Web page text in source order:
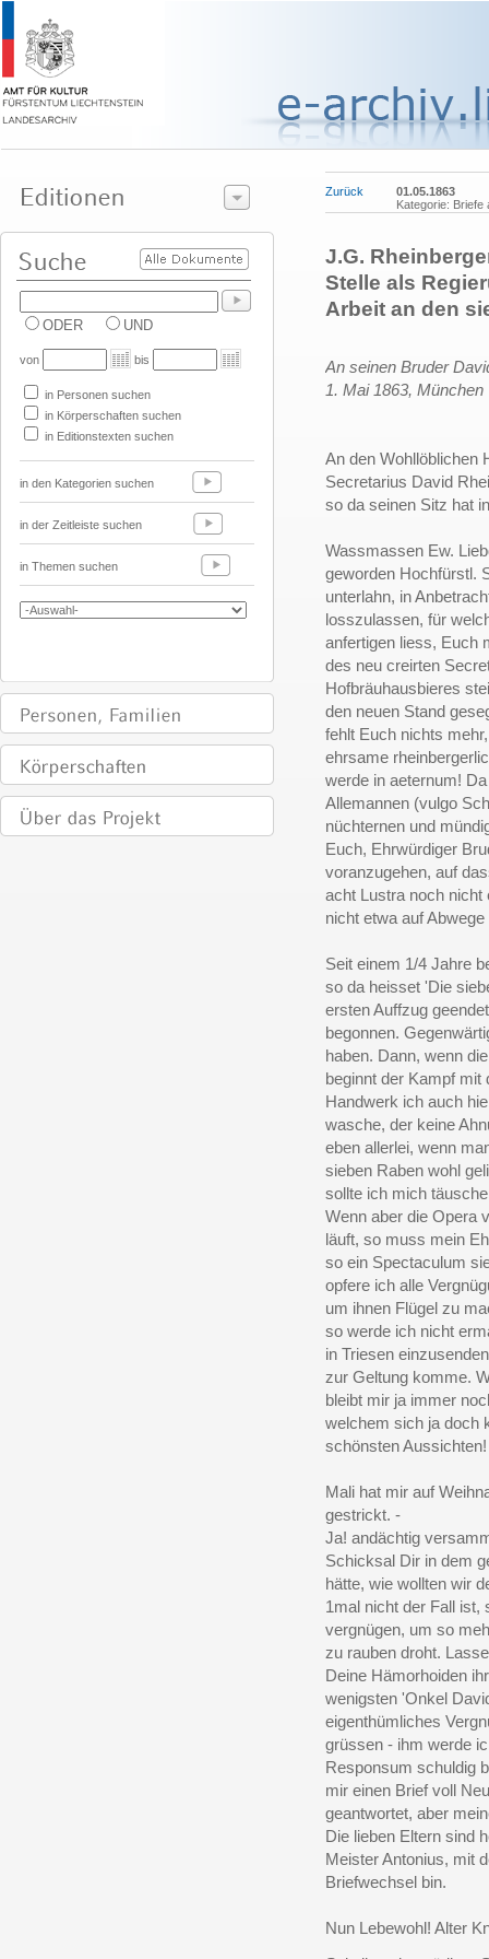
ODER UND
von bis
in Personen suchen
in Körperschaften suchen
in Editionstexten suchen
in den Kategorien suchen
in der Zeitleiste suchen
in Themen suchen
Zurück
01.05.1863
Kategorie: Briefe
J.G.
Stelle als
Arbeit an den
An seinen Bruder
1. Mai 1863, München
An den Wohllöblichen
Secretarius David
so da seinen Sitz hat
Wassmassen Ew.
geworden Hochfürstl.
unterlahn, in
losszulassen, für
anfertigen liess, Euch
des neu creirten
Hofbräuhausbieres
den neuen Stand
fehlt Euch nichts
ehrsame
werde in aeternum!
Allemannen (vulgo
nüchternen und
Euch, Ehrwürdiger
voranzugehen, auf
acht Lustra noch nicht
nicht etwa auf Abwege
Seit einem 1/4 Jahre
so da heisset 'Die
ersten Auffzug
begonnen.
haben. Dann, wenn
beginnt der Kampf mit
Handwerk ich auch
wasche, der keine
eben allerlei, wenn
sieben Raben wohl
sollte ich mich
Wenn aber die Opera
läuft, so muss mein
so ein Spectaculum
opfere ich alle
um ihnen Flügel zu
so werde ich nicht
in Triesen
zur Geltung komme.
bleibt mir ja immer
welchem sich ja doch
schönsten Aussichten!
Mali hat mir auf
gestrickt. -
Ja! andächtig
Schicksal Dir in dem
hätte, wie wollten wir
1mal nicht der Fall ist,
vergnügen, um so
zu rauben droht.
Deine Hämorhoiden
wenigsten 'Onkel
eigenthümliches
grüssen - ihm werde
Responsum schuldig
mir einen Brief voll
geantwortet, aber
Die lieben Eltern sind
Meister Antonius, mit
Briefwechsel bin.
Nun Lebewohl! Alter